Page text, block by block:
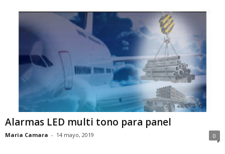
Alarmas LED multi tono para panel
Maria Camara - 14 mayo, 2019 0